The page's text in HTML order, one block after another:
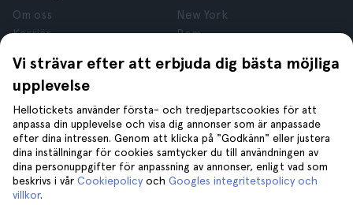
Vi strävar efter att erbjuda dig bästa möjliga
upplevelse
Hellotickets använder första- och tredjepartscookies för att
anpassa din upplevelse och visa dig annonser som är anpassade
efter dina intressen. Genom att klicka på "Godkänn" eller justera
dina inställningar för cookies samtycker du till användningen av
dina personuppgifter för anpassning av annonser, enligt vad som
beskrivs i vår Cookiepolicy och Googles integritetspolicy och
villkor.
Om oss
Karriär
Recensioner
Sekretess
Regler och villkor
Juridisk Rådgivning
Cookies
New York
Rom
London
Kraków
Tenerife
Hjälp Gå med oss på